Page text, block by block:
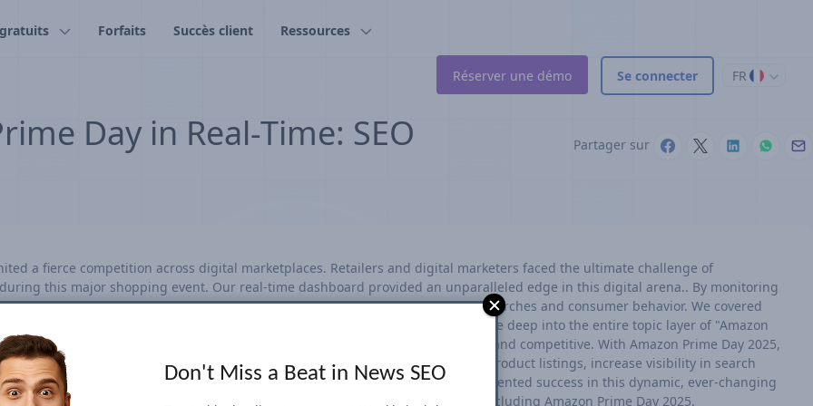
Forfaits Succès client
Ressources
Réserver une démo
Se connecter FR
Day in Real-Time: SEO
Partager sur
a fierce competition across digital marketplaces. Retailers and digital marketers faced the ultimate challenge of
this major shopping event. Our real-time dashboard provided an unparalleled edge in this digital arena.. By monitoring
every 15 minutes, our dashboard kept users ahead of the curve in product searches and consumer behavior. We covered
to generic Prime Day terms. Our methodology didn't just track keywords; it dove deep into the entire topic layer of "Amazon
every few minutes to ensure marketing strategies were both comprehensive and competitive. With Amazon Prime Day 2025,
crucial. Our dashboard offered the insights and tools needed to optimize product listings, increase visibility in search
This approach transformed e-commerce strategies and enabled unprecedented success in this dynamic, ever-changing
performance in search Top Stories and Organic Results leading up to and including Amazon Prime Day 2025.
Don't Miss a Beat in News SEO